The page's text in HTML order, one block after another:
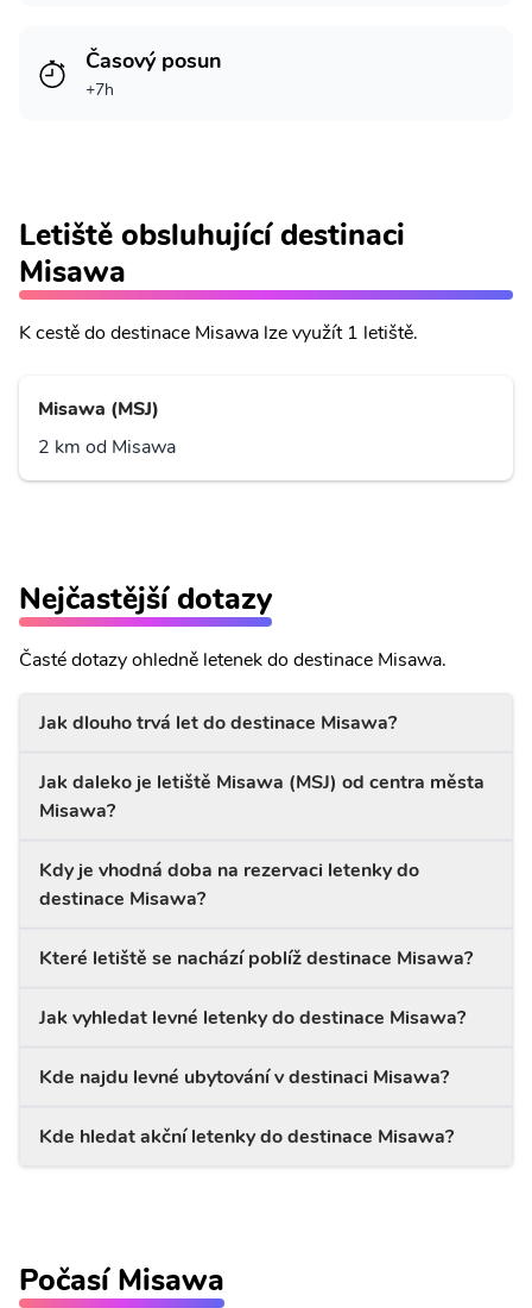
Časový posun
+7h
Letiště obsluhující destinaci
Misawa
K cestě do destinace Misawa lze využít 1 letiště.
Misawa (MSJ)
2 km od Misawa
Nejčastější dotazy
Časté dotazy ohledně letenek do destinace Misawa.
Jak dlouho trvá let do destinace Misawa?
Jak daleko je letiště Misawa (MSJ) od centra města
Misawa?
Kdy je vhodná doba na rezervaci letenky do
destinace Misawa?
Které letiště se nachází poblíž destinace Misawa?
Jak vyhledat levné letenky do destinace Misawa?
Kde najdu levné ubytování v destinaci Misawa?
Kde hledat akční letenky do destinace Misawa?
Počasí Misawa